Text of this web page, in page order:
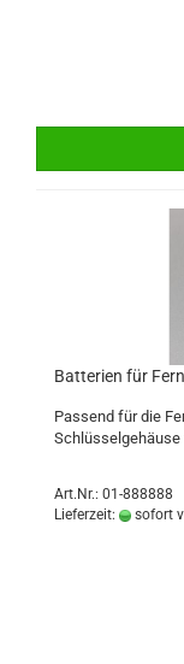
Batterien für
Passend für die
Schlüsselgehäuse
Art.Nr.: 01-888888
Lieferzeit:
sofort